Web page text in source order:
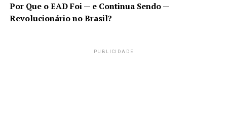
Por Que o EAD Foi — e Continua Sendo —
Revolucionário no Brasil?
PUBLICIDADE